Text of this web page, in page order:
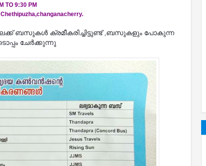
TO 9:30 PM
ബസുകൾ ക്രമീകരിച്ചിട്ടുണ്ട് ,ബസുകളും പോകുന്ന
ചേർക്കുന്നു